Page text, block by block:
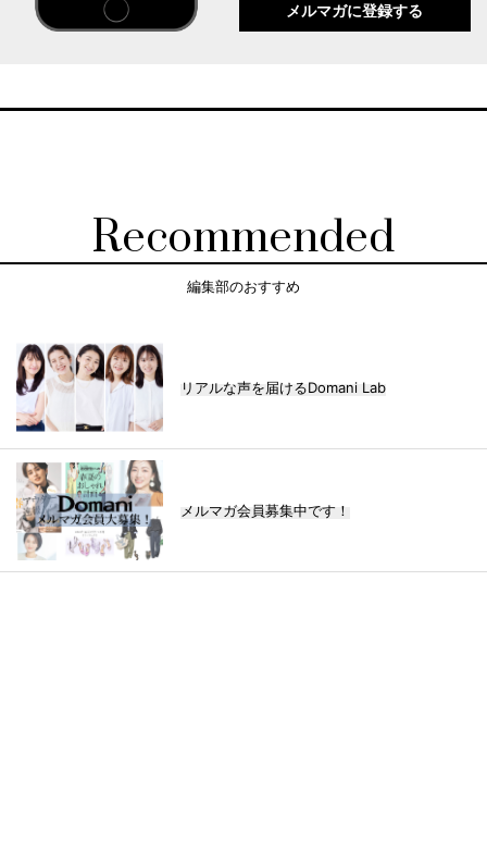
メルマガに登録する
Recommended
編集部のおすすめ
リアルな声を届けるDomani Lab
メルマガ会員募集中です！